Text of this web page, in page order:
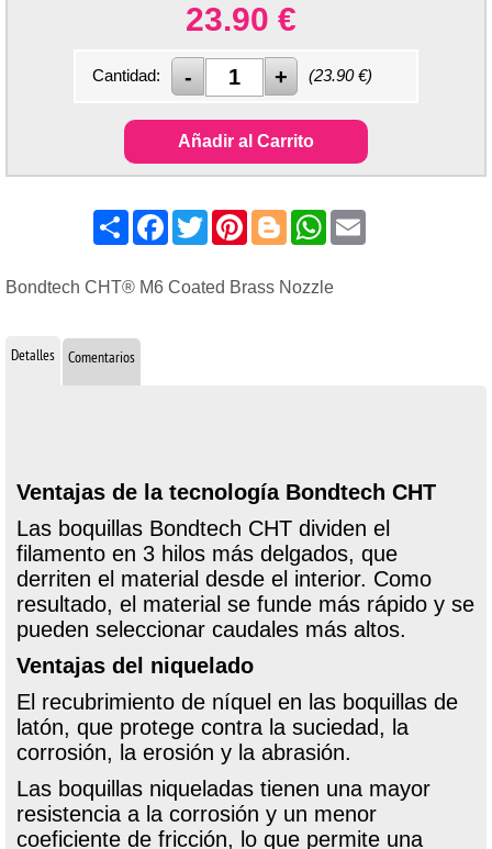
23.90 €
Cantidad: (23.90€)
Añadir al Carrito
ShareFacebook
TwitterPinterest
BloggerWhatsApp
Bondtech CHT® M6 Coated Brass Nozzle
Detalles Comentarios
Ventajas de la tecnología Bondtech CHT
Las boquillas Bondtech CHT dividen el
filamento en 3 hilos más delgados, que
derriten el material desde el interior. Como
resultado, el material se funde más rápido y se
pueden seleccionar caudales más altos.
Ventajas del niquelado
El recubrimiento de níquel en las boquillas de
latón, que protege contra la suciedad, la
corrosión, la erosión y la abrasión.
Las boquillas niqueladas tienen una mayor
resistencia a la corrosión y un menor
coeficiente de fricción, lo que permite una